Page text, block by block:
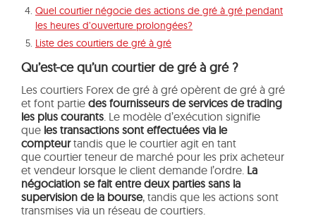
NOUS CONTACTER
OUVREZ UN COMPTE GRATUIT
Quel courtier négocie des actions de gré à gré pendant
les heures d’ouverture prolongées?
Liste des courtiers de gré à gré
Qu’est-ce qu’un courtier de gré à gré ?
Les courtiers Forex de gré à gré opèrent de gré à gré
et font partie des fournisseurs de services de trading
les plus courants . Le modèle d’exécution signifie
que les transactions sont effectuées via le
compteurtandis que le courtier agit en tant
que courtier teneur de marché pour les prix acheteur
et vendeur lorsque le client demande l’ordre. La
négociation se fait entre deux parties sans la
supervision de la bourse, tandis que les actions sont
transmises via un réseau de courtiers.